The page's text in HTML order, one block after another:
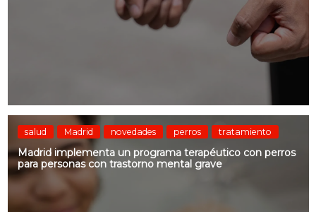
salud Madrid novedades perros tratamiento
Madrid implementa un programa terapéutico con perros
para personas con trastorno mental grave